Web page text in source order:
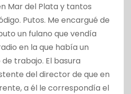
Mar del Plata y tantos
Putos. Me encargué de
un fulano que vendía
en la que había un
trabajo. El basura
del director de que en
a él le correspondía el